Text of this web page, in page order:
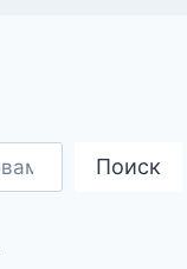
Поиск